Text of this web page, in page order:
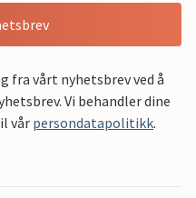
fra vårt nyhetsbrev ved å
Vi behandler dine
vår persondatapolitikk.